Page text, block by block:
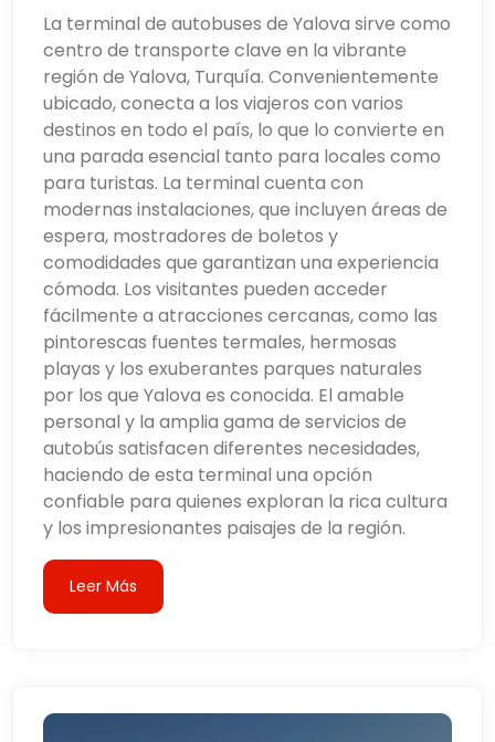
La terminal de autobuses de Yalova sirve como
centro de transporte clave en la vibrante
región de Yalova, Turquía. Convenientemente
ubicado, conecta a los viajeros con varios
destinos en todo el país, lo que lo convierte en
una parada esencial tanto para locales como
para turistas. La terminal cuenta con
modernas instalaciones, que incluyen áreas de
espera, mostradores de boletos y
comodidades que garantizan una experiencia
cómoda. Los visitantes pueden acceder
fácilmente a atracciones cercanas, como las
pintorescas fuentes termales, hermosas
playas y los exuberantes parques naturales
por los que Yalova es conocida. El amable
personal y la amplia gama de servicios de
autobús satisfacen diferentes necesidades,
haciendo de esta terminal una opción
confiable para quienes exploran la rica cultura
y los impresionantes paisajes de la región.
Leer Más